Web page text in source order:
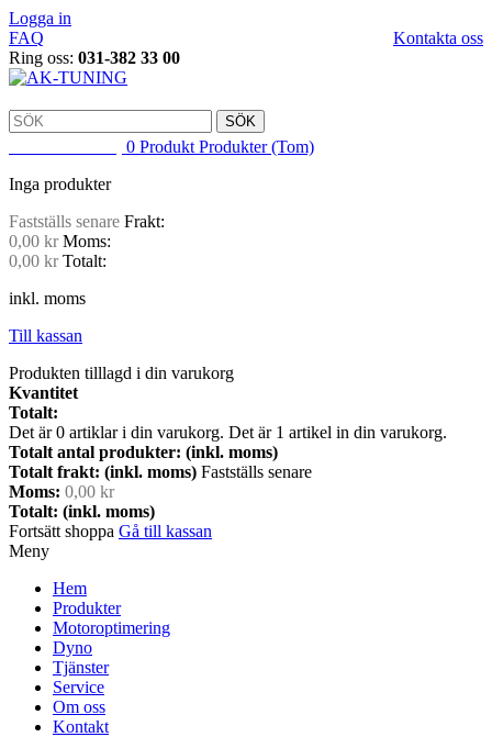
Logga in
Kontakta oss
FAQ
Ring oss: 031-382 33 00
SÖK
0 Produkt Produkter (Tom)
Inga produkter
Fastställs senare Frakt:
0,00 kr Moms:
0,00 kr Totalt:
inkl. moms
Till kassan
Produkten tilllagd i din varukorg
Kvantitet
Totalt:
Det är0 artiklar i din varukorg. Det är 1 artikel in din varukorg.
Totalt antal produkter: (inkl. moms)
Totalt frakt: (inkl. moms) Fastställs senare
Moms: 0,00 kr
Totalt: (inkl. moms)
Fortsätt shoppa Gå till kassan
Meny
Hem
Produkter
Motoroptimering
Dyno
Tjänster
Service
Om oss
Kontakt